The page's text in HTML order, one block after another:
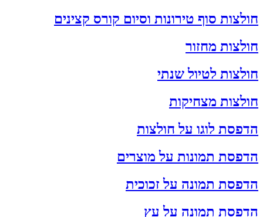
חולצות סוף טירונות וסיום קורס קצינים
חולצות מחזור
חולצות לטיול שנתי
חולצות מצחיקות
הדפסת לוגו על חולצות
הדפסת תמונות על מוצרים
הדפסת תמונה על זכוכית
הדפסת תמונה על עץ